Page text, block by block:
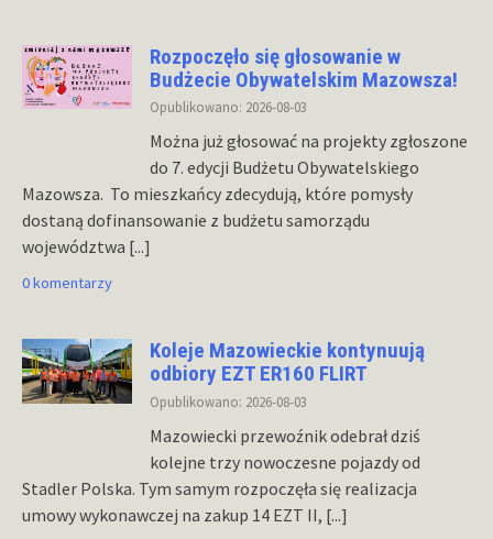
Rozpoczęło się głosowanie w
Budżecie Obywatelskim Mazowsza!
Opublikowano: 2026-08-03
Można już głosować na projekty zgłoszone
do 7. edycji Budżetu Obywatelskiego
Mazowsza. To mieszkańcy zdecydują, które pomysły
dostaną dofinansowanie z budżetu samorządu
województwa [...]
0 komentarzy
Koleje Mazowieckie kontynuują
odbiory EZT ER160 FLIRT
Opublikowano: 2026-08-03
Mazowiecki przewoźnik odebrał dziś
kolejne trzy nowoczesne pojazdy od
Stadler Polska. Tym samym rozpoczęła się realizacja
umowy wykonawczej na zakup 14 EZT II, [...]